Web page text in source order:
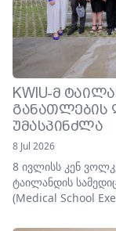
KWIU-Მ
ᲒᲐᲜᲐᲗᲚᲔᲑᲘᲡ
ᲣᲛᲐᲡᲞᲘᲜᲫᲚᲐ
8 Jul 2026
8 ივლისს კენ
ტაილანდის
(Medical School